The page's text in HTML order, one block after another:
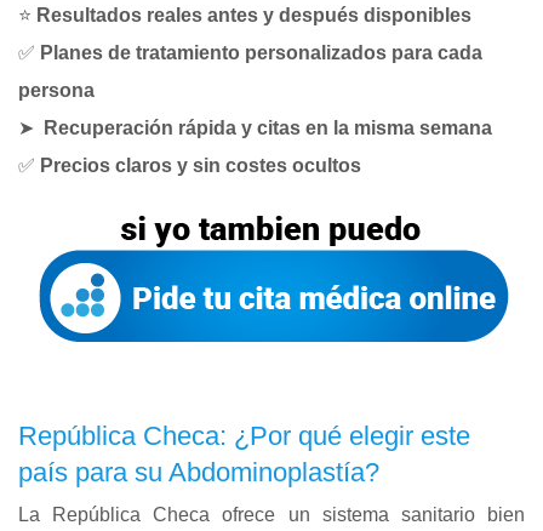
⭐ Resultados reales antes y después disponibles
✅ Planes de tratamiento personalizados para cada
persona
➤
Recuperación rápida y citas en la misma semana
✅ Precios claros y sin costes ocultos
República Checa: ¿Por qué elegir este
país para su Abdominoplastía?
La República Checa ofrece un sistema sanitario bien